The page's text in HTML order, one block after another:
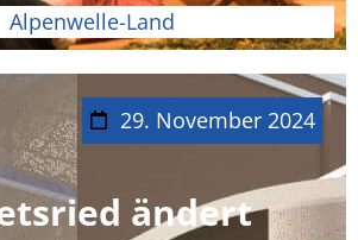
Alpenwelle-Land
29. November 2024
ändert